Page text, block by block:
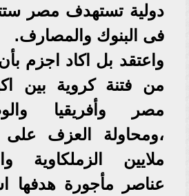
دولية تستهدف مصر
فى البنوك والمصارف.
واعتقد بل اكاد اجزم
من فتنة كروية بين
مصر وأفريقيا
،ومحاولة العزف على
ملايين الزملكاوية
عناصر مأجورة هدفها